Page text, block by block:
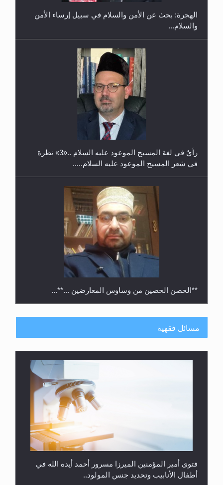
حفل توزيع الشهادات في الجامعة الأحمدية بنيجيريا لعام
الهجرة: بحث عن الأمن والسلام في سبيل إرساء الأمن
والسلام...
رأيٌ في لغة المسيح الموعود عليه السلام ..«3» نظرة
في شعر المسيح الموعود عليه السلام.....
**الحصن الحصين من وساوس المعارضين ...**...
مسائل فقهية
فتوى أمير المؤمنين الميرزا مسرور أحمد أيده الله في
أطفال الأنابيب وتحديد جنس المولود..